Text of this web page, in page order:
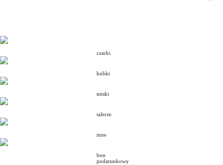
czarki
kubki
miski
talerze
inne
bon
podarunkowy